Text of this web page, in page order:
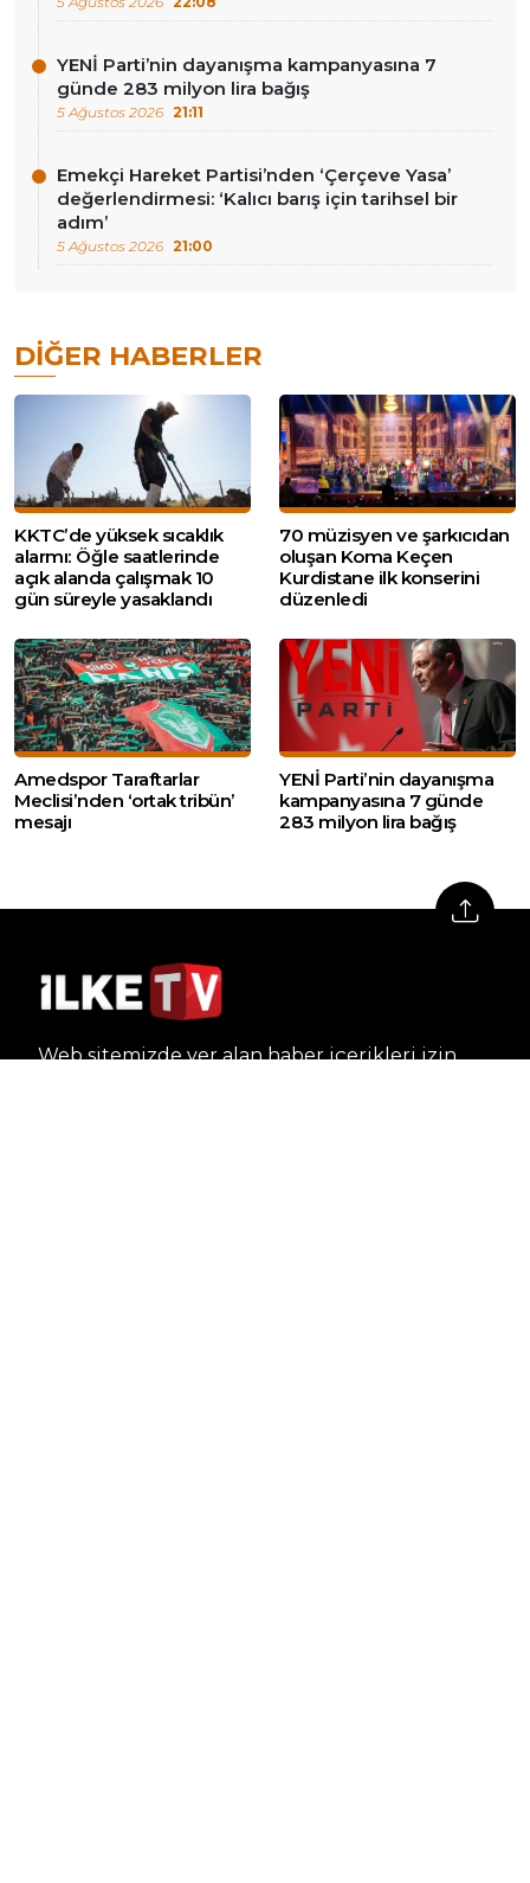
YENİ Parti’nin dayanışma kampanyasına 7
günde 283 milyon lira bağış
5 Ağustos 2026 21:11
Emekçi Hareket Partisi’nden ‘Çerçeve Yasa’
değerlendirmesi: ‘Kalıcı barış için tarihsel bir
adım’
5 Ağustos 2026 21:00
DIĞER HABERLER
KKTC’de yüksek sıcaklık
alarmı: Öğle saatlerinde
açık alanda çalışmak 10
gün süreyle yasaklandı
70 müzisyen ve şarkıcıdan
oluşan Koma Keçen
Kurdistane ilk konserini
düzenledi
Amedspor Taraftarlar
Meclisi’nden ‘ortak tribün’
mesajı
YENİ Parti’nin dayanışma
kampanyasına 7 günde
283 milyon lira bağış
Web sitemizde yer alan haber içerikleri izin